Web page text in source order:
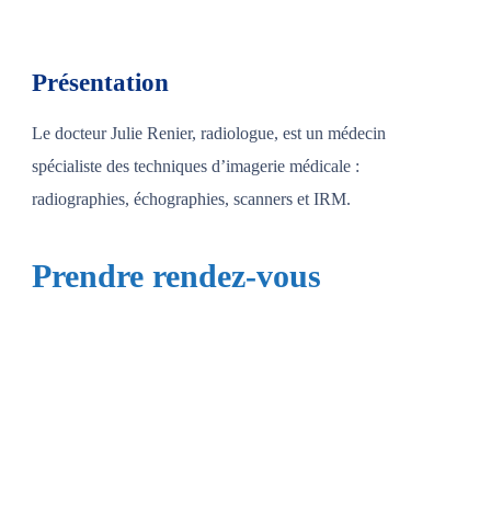
Présentation
Le docteur Julie Renier, radiologue, est un médecin
spécialiste des techniques d’imagerie médicale :
radiographies, échographies, scanners et IRM.
Prendre rendez-vous